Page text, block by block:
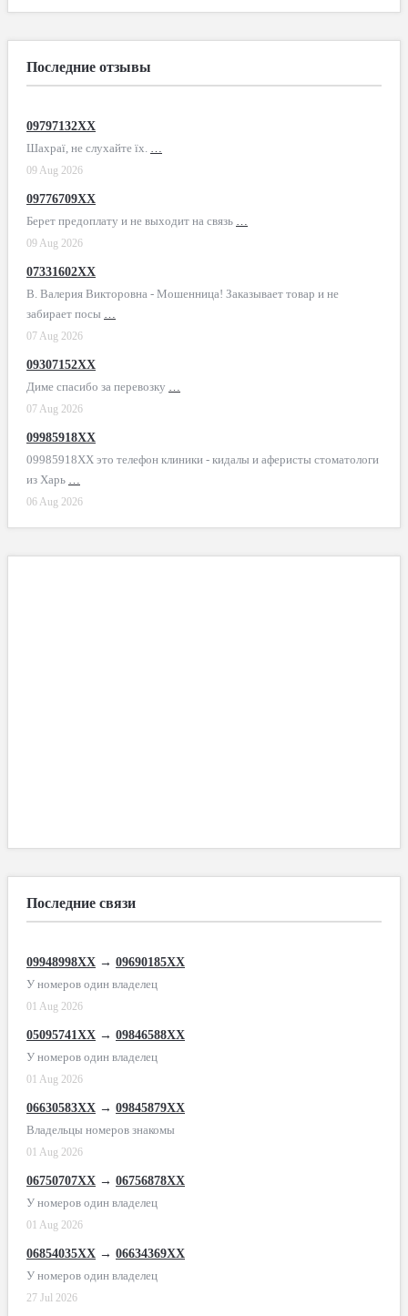
Последние отзывы
09797132XX
Шахраї, не слухайте їх. …
09 Aug 2026
09776709XX
Берет предоплату и не выходит на связь …
09 Aug 2026
07331602XX
В. Валерия Викторовна - Мошенница! Заказывает товар и не
забирает посы …
07 Aug 2026
09307152XX
Диме спасибо за перевозку …
07 Aug 2026
09985918XX
09985918XX это телефон клиники - кидалы и аферисты стоматологи
из Харь …
06 Aug 2026
Последние связи
09948998XX → 09690185XX
У номеров один владелец
01 Aug 2026
05095741XX → 09846588XX
У номеров один владелец
01 Aug 2026
06630583XX → 09845879XX
Владельцы номеров знакомы
01 Aug 2026
06750707XX → 06756878XX
У номеров один владелец
01 Aug 2026
06854035XX → 06634369XX
У номеров один владелец
27 Jul 2026